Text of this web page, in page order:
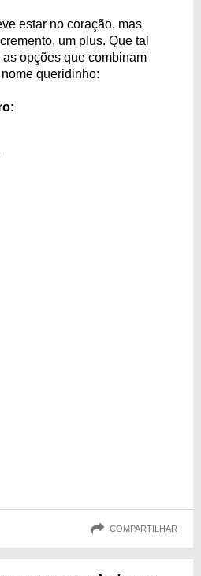
estar no coração, mas
um plus. Que tal
opções que combinam
queridinho:
COMPARTILHAR